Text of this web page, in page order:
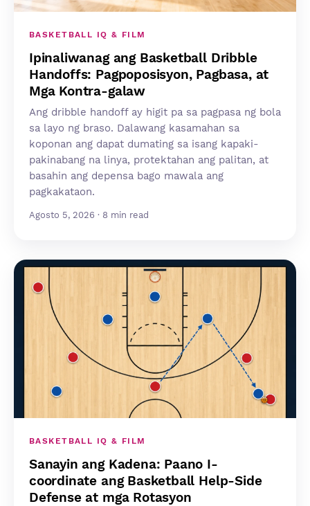
BASKETBALL IQ & FILM
Ipinaliwanag ang Basketball Dribble
Handoffs: Pagpoposisyon, Pagbasa, at
Mga Kontra-galaw
Ang dribble handoff ay higit pa sa pagpasa ng bola
sa layo ng braso. Dalawang kasamahan sa
koponan ang dapat dumating sa isang kapaki-
pakinabang na linya, protektahan ang palitan, at
basahin ang depensa bago mawala ang
pagkakataon.
Agosto 5, 2026 · 8 min read
BASKETBALL IQ & FILM
Sanayin ang Kadena: Paano I-
coordinate ang Basketball Help-Side
Defense at mga Rotasyon